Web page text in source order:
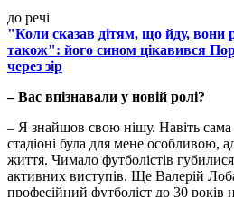
до речі
"Коли сказав дітям, що йду, вони
також": його сином цікавився
через зір
– Вас впізнавали у новій ролі?
– Я знайшов свою нішу. Навіть сама
стадіоні була для мене особливою,
життя. Чимало футболістів
активних виступів. Ще Валерій
професійний футболіст до 30 років